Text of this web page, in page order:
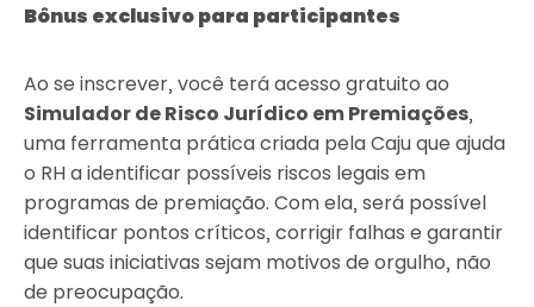
Bônus exclusivo para participantes
Ao se inscrever, você terá acesso gratuito ao
Simulador de Risco Jurídico em Premiações,
uma ferramenta prática criada pela Caju que ajuda
o RH a identificar possíveis riscos legais em
programas de premiação. Com ela, será possível
identificar pontos críticos, corrigir falhas e garantir
que suas iniciativas sejam motivos de orgulho, não
de preocupação.